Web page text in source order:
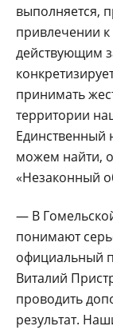
выполняется,
привлечении к
действующим
принимать
территории
Единственный
можем найти,
«Незаконный
— В
понимают
официальный
Виталий
проводить
результат.